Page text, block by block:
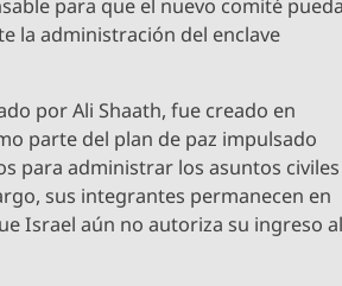
para que el nuevo comité
la administración del enclave
por Ali Shaath, fue creado en
parte del plan de paz impulsado
para administrar los asuntos civiles
sus integrantes permanecen en
Israel aún no autoriza su ingreso